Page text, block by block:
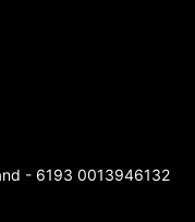
- 6193 0013946132